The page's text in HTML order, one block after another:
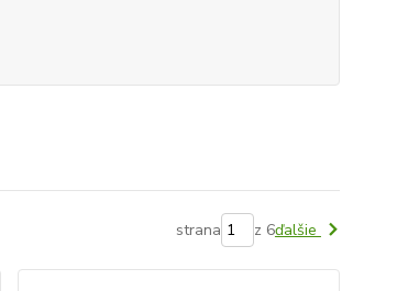
strana z 6ďalšie